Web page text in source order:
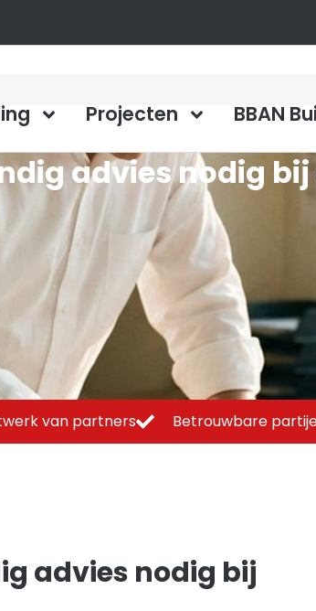
Projecten BBAN
advies nodig
van partners Betrouwbare
advies nodig bij